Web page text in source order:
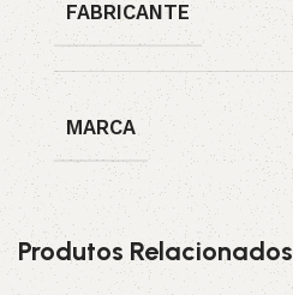
FABRICANTE
MARCA
Produtos Relacionados